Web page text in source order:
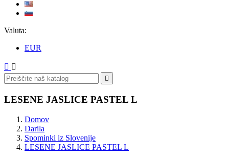
Valuta:
EUR
 

LESENE JASLICE PASTEL L
Domov
Darila
Spominki iz Slovenije
LESENE JASLICE PASTEL L